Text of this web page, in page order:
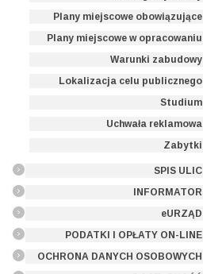
Plany miejscowe obowiązujące
Plany miejscowe w opracowaniu
Warunki zabudowy
Lokalizacja celu publicznego
Studium
Uchwała reklamowa
Zabytki
SPIS ULIC
INFORMATOR
eURZĄD
PODATKI I OPŁATY ON-LINE
OCHRONA DANYCH OSOBOWYCH